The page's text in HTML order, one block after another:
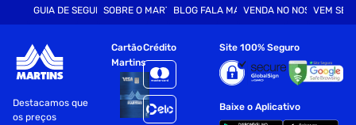
GUIA DE SEGURANÇASOBRE O MARTINSBLOG FALA MARTVENDA NO NOSSO SITE
VEM SER
Destacamos que
os preços
Cartão
Martins
Crédito Site 100% Seguro
Baixe o Aplicativo